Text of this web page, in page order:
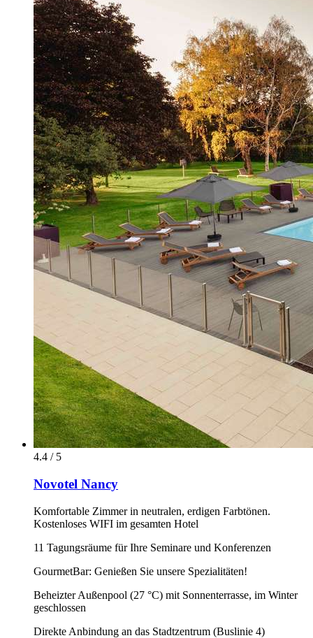
4.4 / 5
Novotel Nancy
Komfortable Zimmer in neutralen, erdigen Farbtönen.
Kostenloses WIFI im gesamten Hotel
11 Tagungsräume für Ihre Seminare und Konferenzen
GourmetBar: Genießen Sie unsere Spezialitäten!
Beheizter Außenpool (27 °C) mit Sonnenterrasse, im Winter
geschlossen
Direkte Anbindung an das Stadtzentrum (Buslinie 4)